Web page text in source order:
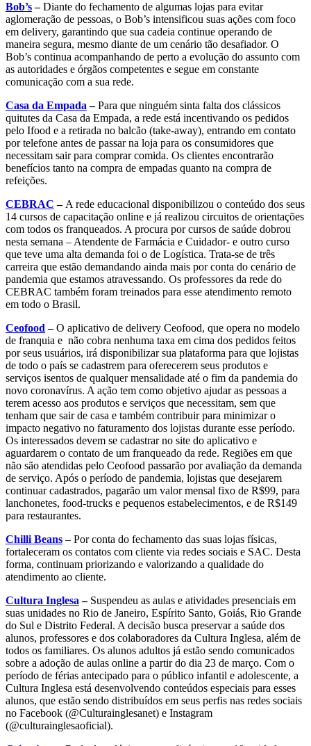
Bob’s–Diante do fechamento de algumas lojas para evitar
aglomeração de pessoas, o Bob’s intensificou suas ações com foco
em delivery, garantindo que sua cadeia continue operando de
maneira segura, mesmo diante de um cenário tão desafiador. O
Bob’s continua acompanhando de perto a evolução do assunto com
as autoridades e órgãos competentes e segue em constante
comunicação com a sua rede.
Casa da Empada –Para que ninguém sinta falta dos clássicos
quitutes da Casa da Empada, a rede está incentivando os pedidos
pelo Ifood e a retirada no balcão (take-away), entrando em contato
por telefone antes de passar na loja para os consumidores que
necessitam sair para comprar comida. Os clientes encontrarão
benefícios tanto na compra de empadas quanto na compra de
refeições.
CEBRAC – A rede educacional disponibilizou o conteúdo dos seus
14 cursos de capacitação online e já realizou circuitos de orientações
com todos os franqueados. A procura por cursos de saúde dobrou
nesta semana – Atendente de Farmácia e Cuidador- e outro curso
que teve uma alta demanda foi o de Logística. Trata-se de três
carreira que estão demandando ainda mais por conta do cenário de
pandemia que estamos atravessando. Os professores da rede do
CEBRAC também foram treinados para esse atendimento remoto
em todo o Brasil.
Ceofood –O aplicativo de delivery Ceofood, que opera no modelo
de franquia e não cobra nenhuma taxa em cima dos pedidos feitos
por seus usuários, irá disponibilizar sua plataforma para que lojistas
de todo o país se cadastrem para oferecerem seus produtos e
serviços isentos de qualquer mensalidade até o fim da pandemia do
novo coronavírus. A ação tem como objetivo ajudar as pessoas a
terem acesso aos produtos e serviços que necessitam, sem que
tenham que sair de casa e também contribuir para minimizar o
impacto negativo no faturamento dos lojistas durante esse período.
Os interessados devem se cadastrar no site do aplicativo e
aguardarem o contato de um franqueado da rede. Regiões em que
não são atendidas pelo Ceofood passarão por avaliação da demanda
de serviço. Após o período de pandemia, lojistas que desejarem
continuar cadastrados, pagarão um valor mensal fixo de R$99, para
lanchonetes, food-trucks e pequenos estabelecimentos, e de R$149
para restaurantes.
Chilli Beans – Por conta do fechamento das suas lojas físicas,
fortaleceram os contatos com cliente via redes sociais e SAC. Desta
forma, continuam priorizando e valorizando a qualidade do
atendimento ao cliente.
Cultura Inglesa – Suspendeu as aulas e atividades presenciais em
suas unidades no Rio de Janeiro, Espírito Santo, Goiás, Rio Grande
do Sul e Distrito Federal. A decisão busca preservar a saúde dos
alunos, professores e dos colaboradores da Cultura Inglesa, além de
todos os familiares. Os alunos adultos já estão sendo comunicados
sobre a adoção de aulas online a partir do dia 23 de março. Com o
período de férias antecipado para o público infantil e adolescente, a
Cultura Inglesa está desenvolvendo conteúdos especiais para esses
alunos, que estão sendo distribuídos em seus perfis nas redes sociais
no Facebook (@Culturainglesanet) e Instagram
(@culturainglesaoficial).